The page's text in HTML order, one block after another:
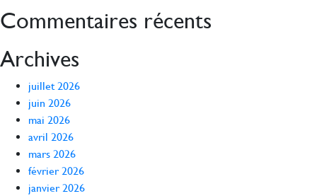
Commentaires récents
Archives
juillet 2026
juin 2026
mai 2026
avril 2026
mars 2026
février 2026
janvier 2026